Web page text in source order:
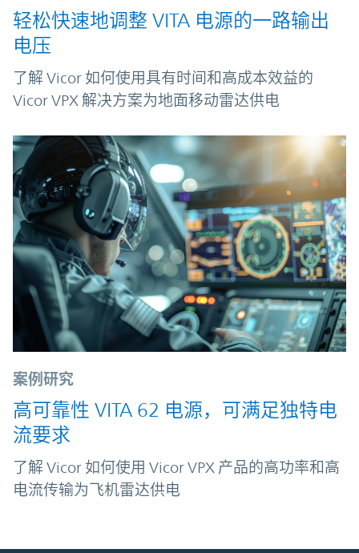
轻松快速地调整 VITA 电源的一路输出
电压
了解 Vicor 如何使用具有时间和高成本效益的
Vicor VPX 解决方案为地面移动雷达供电
案例研究
高可靠性 VITA 62 电源，可满足独特电
流要求
了解 Vicor 如何使用 Vicor VPX 产品的高功率和高
电流传输为飞机雷达供电